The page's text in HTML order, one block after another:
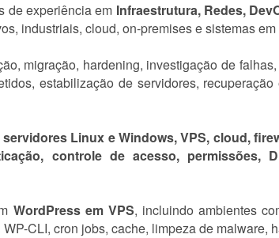
de experiência em Infraestrutura, Redes,
industriais, cloud, on-premises e sistemas
migração, hardening, investigação de
estabilização de servidores,
servidores Linux e Windows, VPS, cloud,
controle de acesso, permissões,
WordPress em VPS, incluindo ambientes
CLI, cron jobs, cache, limpeza de malware,